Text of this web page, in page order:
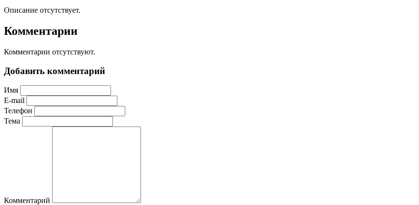
Описание отсутствует.
Комментарии
Комментарии отсутствуют.
Добавить комментарий
Имя
E-mail
Телефон
Тема
Комментарий